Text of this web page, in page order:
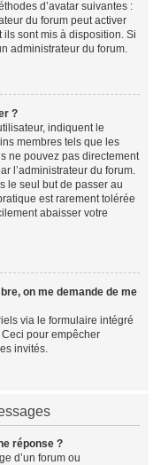
d’avatar suivantes :
du forum peut activer
sont mis à disposition. Si
administrateur du forum.
?
indiquent le
membres tels que les
ne pouvez pas directement
l’administrateur du forum.
le seul but de passer au
est rarement tolérée
abaisser votre
on me demande de me
via le formulaire intégré
pour empêcher
invités.
réponse ?
d’un forum ou